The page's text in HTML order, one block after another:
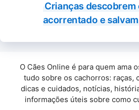
Crianças
acorrentado e
O Cães Online é para quem ama
tudo sobre os cachorros: raças,
dicas e cuidados, notícias,
informações úteis sobre como